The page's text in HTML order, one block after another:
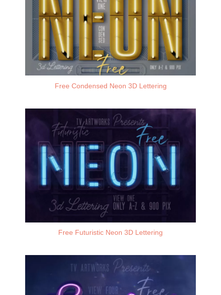
Free Condensed Neon 3D Lettering
Free Futuristic Neon 3D Lettering